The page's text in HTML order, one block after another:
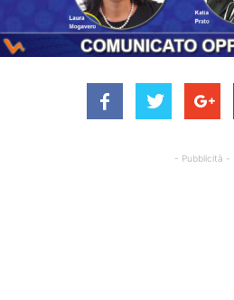
- Pubblicità -